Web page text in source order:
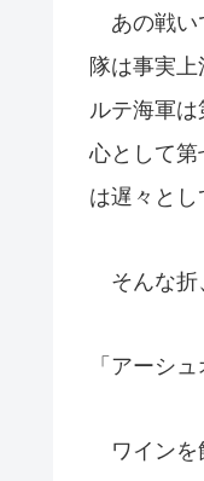
あの戦い
隊は事実
ルテ海軍
心として第
は遅々とし
そんな折
「アーシ
ワインを